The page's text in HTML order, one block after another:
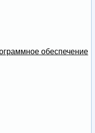
обеспечение